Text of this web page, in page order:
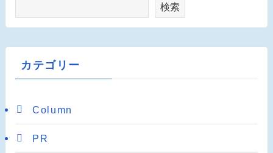
検索
カテゴリー
Column
PR